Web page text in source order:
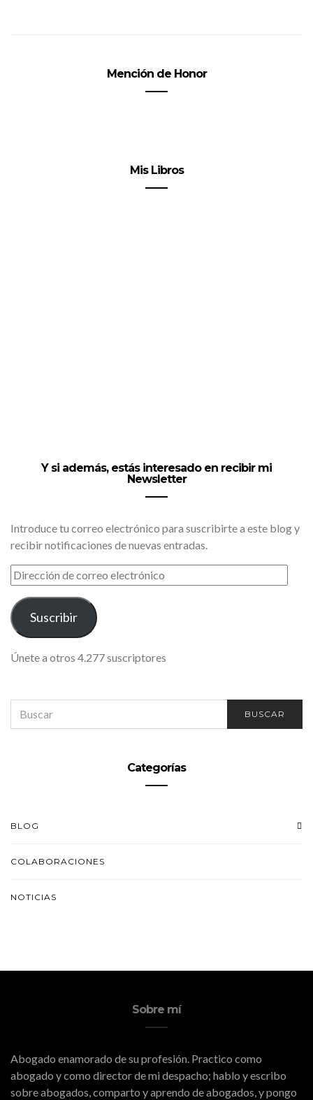
Mención de Honor
Mis Libros
Y si además, estás interesado en recibir mi
Newsletter
Introduce tu correo electrónico para suscribirte a este blog y
recibir notificaciones de nuevas entradas.
DIRECCIÓN
DE
CORREO
ELECTRÓNICO
Suscribir
Únete a otros 4.277 suscriptores
FOR:
BUSCAR
Categorías
BLOG
COLABORACIONES
NOTICIAS
Sobre mí
Abogado enamorado de su profesión. Practico como
abogado y como director de mi despacho; hablo y escribo
sobre abogados, comparto y aprendo de abogados, y pongo